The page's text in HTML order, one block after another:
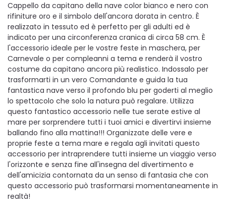
Cappello da capitano della nave color bianco e nero con
rifiniture oro e il simbolo dell'ancora dorata in centro. È
realizzato in tessuto ed è perfetto per gli adulti ed è
indicato per una circonferenza cranica di circa 58 cm. È
l'accessorio ideale per le vostre feste in maschera, per
Carnevale o per compleanni a tema e renderà il vostro
costume da capitano ancora più realistico. Indossalo per
trasformarti in un vero Comandante e guida la tua
fantastica nave verso il profondo blu per goderti al meglio
lo spettacolo che solo la natura può regalare. Utilizza
questo fantastico accessorio nelle tue serate estive al
mare per sorprendere tutti i tuoi amici e divertirvi insieme
ballando fino alla mattina!!! Organizzate delle vere e
proprie feste a tema mare e regala agli invitati questo
accessorio per intraprendere tutti insieme un viaggio verso
l'orizzonte e senza fine all'insegna del divertimento e
dell'amicizia contornata da un senso di fantasia che con
questo accessorio può trasformarsi momentaneamente in
realtà!